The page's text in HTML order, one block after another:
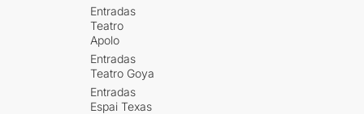
Entradas
Teatro
Apolo
Entradas
Teatro Goya
Entradas
Espai Texas